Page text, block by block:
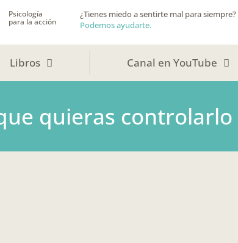
Psicología
para la acción
¿Tienes miedo a sentirte mal para siempre?
Podemos ayudarte.
Libros Canal en YouTube
quieras